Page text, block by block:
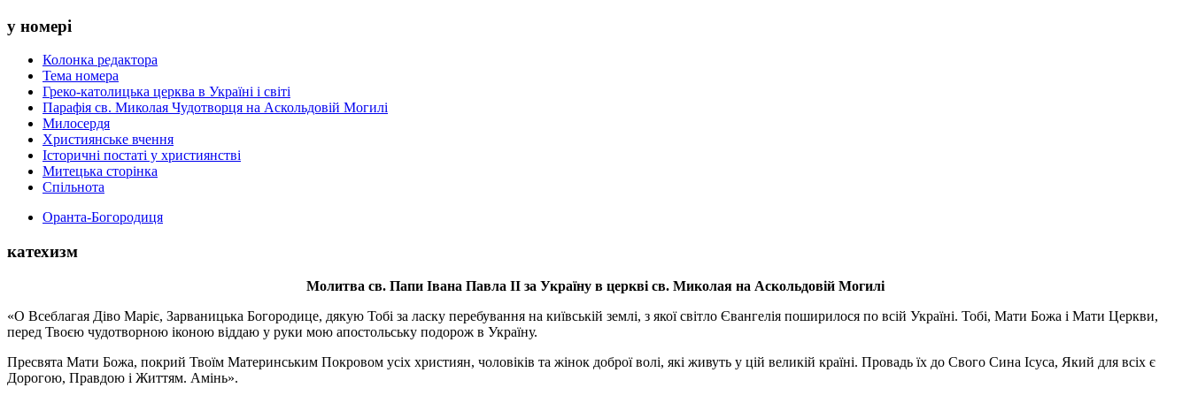
у номері
Колонка редактора
Тема номера
Греко-католицька церква в Україні і світі
Парафія св. Миколая Чудотворця на Аскольдовій Могилі
Милосердя
Християнське вчення
Історичні постаті у християнстві
Митецька сторінка
Спільнота
Оранта-Богородиця
катехизм
Молитва св. Папи Івана Павла ІІ за Україну в церкві св. Миколая на Аскольдовій Могилі
«О Всеблагая Діво Маріє, Зарваницька Богородице, дякую Тобі за ласку перебування на київській землі, з якої світло Євангелія поширилося по всій Україні. Тобі, Мати Божа і Мати Церкви,
перед Твоєю чудотворною іконою віддаю у руки мою апостольську подорож в Україну.
Пресвята Мати Божа, покрий Твоїм Материнським Покровом усіх християн, чоловіків та жінок доброї волі, які живуть у цій великій країні. Провадь їх до Свого Сина Ісуса, Який для всіх є
Дорогою, Правдою і Життям. Амінь».